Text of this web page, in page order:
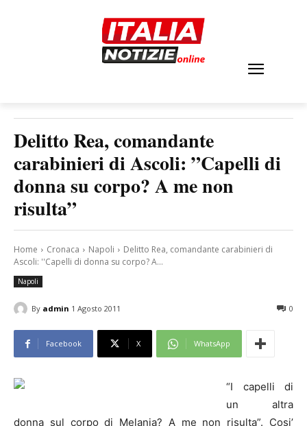
Delitto Rea, comandante
carabinieri di Ascoli: ”Capelli di
donna su corpo? A me non
risulta”
Home Cronaca Napoli
Delitto Rea, comandante carabinieri di
Ascoli: ''Capelli di donna su corpo? A...
Napoli
By admin 1 Agosto 2011 0
Facebook X WhatsApp
“I capelli di
un altra
donna sul corpo di Melania? A me non risulta”. Cosi’